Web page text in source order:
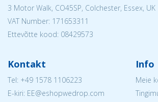
3 Motor Walk, CO45SP, Colchester, Essex, UK
VAT Number: 171653311
Ettevõtte kood: 08429573
Kontakt
Tel: +49 1578 1106223
E-kiri: EE@eshopwedrop.com
Info
Meie